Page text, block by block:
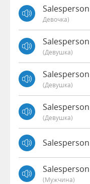
Девочка)
(девушка)
(девушка)
(девушка)
(мужчина)